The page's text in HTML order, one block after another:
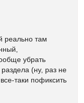
реально там
убрать
(ну, раз не
таки пофиксить